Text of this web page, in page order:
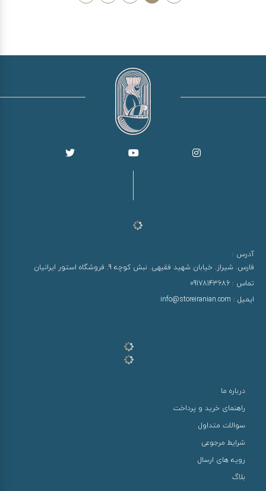
آدرس :
فارس. شیراز. خیابان شهید فقیهی. نبش کوچه 9. فروشگاه استور ایرانیان
تماس : 09178143686
ایمیل : info@storeiranian.com
درباره ما
راهنمای خرید و پرداخت
سوالات متداول
شرایط مرجوعی
رویه های ارسال
بلاگ